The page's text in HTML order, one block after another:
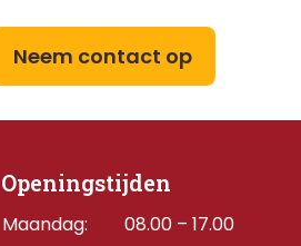
Neem contact op
Openingstijden
Maandag:
08.00 – 17.00